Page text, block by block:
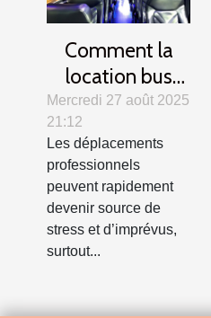
Comment la
location bus
avec chauffeur
peut faciliter
vos voyages
d'affaires ?
Mercredi 27 août 2025
21:12
Les déplacements
professionnels
peuvent rapidement
devenir source de
stress et d’imprévus,
surtout...